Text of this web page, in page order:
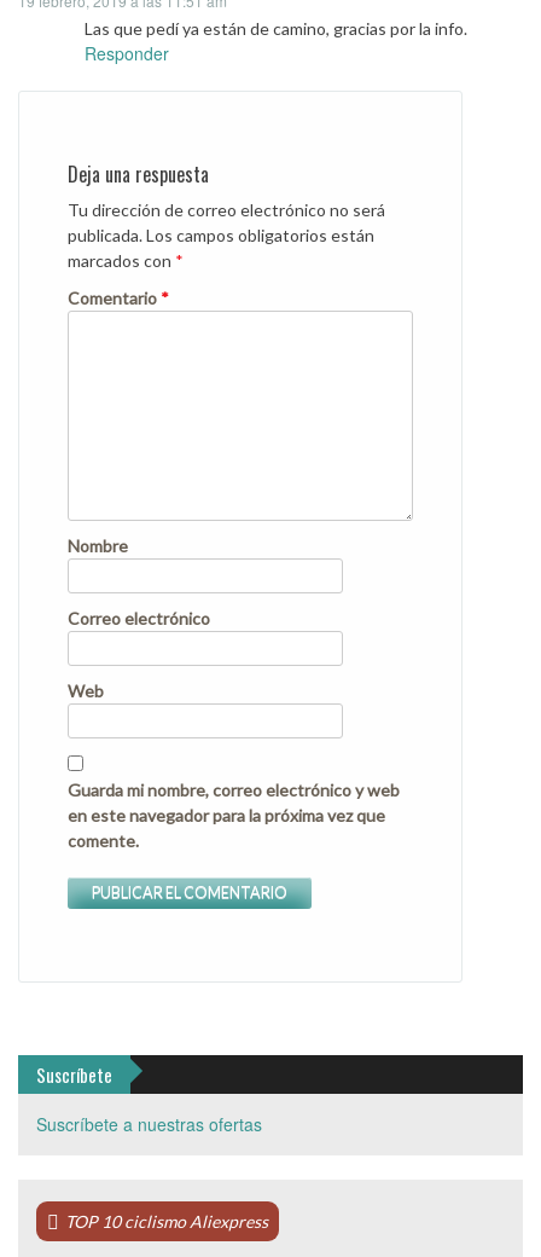
Las que pedí ya están de camino, gracias por la info.
Responder
Deja una respuesta
Tu dirección de correo electrónico no será
publicada.Los campos obligatorios están
marcados con *
Comentario *
Nombre
Correo electrónico
Web
Guarda mi nombre, correo electrónico y web
en este navegador para la próxima vez que
comente.
Suscríbete
Suscríbete a nuestras ofertas
TOP 10 ciclismo Aliexpress